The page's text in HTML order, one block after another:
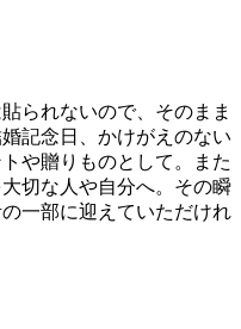
られないので、そのまま
記念日、かけがえのない
や贈りものとして。また
切な人や自分へ。その瞬
一部に迎えていただけれ